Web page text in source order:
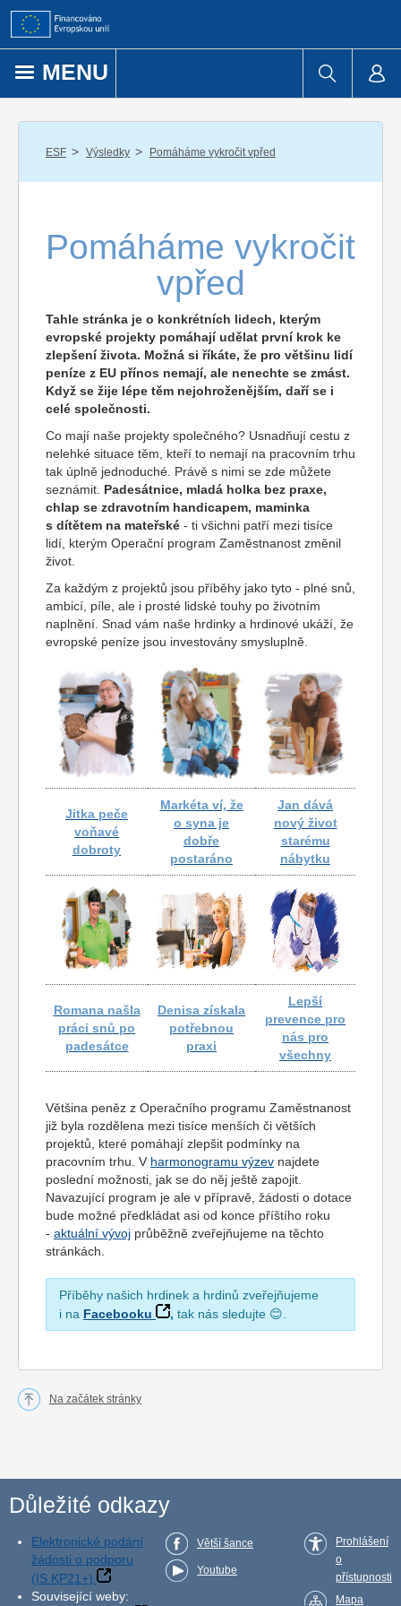
Přejít k obsahu
MENU
ESF / Výsledky / Pomáháme vykročit vpřed
Pomáháme vykročit
vpřed
Tahle stránka je o konkrétních lidech, kterým
evropské projekty pomáhají udělat první krok ke
zlepšení života. Možná si říkáte, že pro většinu lidí
peníze z EU přínos nemají, ale nenechte se zmást.
Když se žije lépe těm nejohroženějším, daří se i
celé společnosti.
Co mají naše projekty společného? Usnadňují cestu z
nelehké situace těm, kteří to nemají na pracovním trhu
tak úplně jednoduché. Právě s nimi se zde můžete
seznámit. Padesátnice, mladá holka bez praxe,
chlap se zdravotním handicapem, maminka
s dítětem na mateřské - ti všichni patří mezi tisíce
lidí, kterým Operační program Zaměstnanost změnil
život.
Za každým z projektů jsou příběhy jako tyto - plné snů,
ambicí, píle, ale i prosté lidské touhy po životním
naplnění. Snad vám naše hrdinky a hrdinové ukáží, že
evropské peníze jsou investovány smysluplně.
Jitka peče
voňavé
dobroty
Markéta ví, že
o syna je
dobře
postaráno
Jan dává
nový život
starému
nábytku
Romana našla
práci snů po
padesátce
Denisa získala
potřebnou
praxi
Lepší
prevence pro
nás pro
všechny
Většina peněz z Operačního programu Zaměstnanost
již byla rozdělena mezi tisíce menších či větších
projektů, které pomáhají zlepšit podmínky na
pracovním trhu. V harmonogramu výzev najdete
poslední možnosti, jak se do něj ještě zapojit.
Navazující program je ale v přípravě, žádosti o dotace
bude možné předkládat asi od konce příštího roku
- aktuální vývoj průběžně zveřejňujeme na těchto
stránkách.
Příběhy našich hrdinek a hrdinů zveřejňujeme
i na Facebooku , tak nás sledujte 😊.
Na začátek stránky
Důležité odkazy
Elektronické podání
žádosti o podporu
(IS KP21+)
Související weby:
Větší šance
Youtube
Prohlášení
o
přístupnosti
Mapa